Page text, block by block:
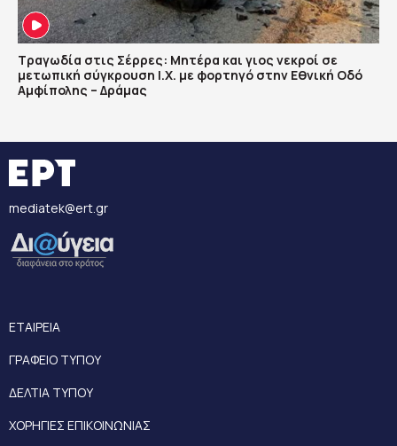
Τραγωδία στις Σέρρες: Μητέρα και γιος νεκροί σε
μετωπική σύγκρουση Ι.Χ. με φορτηγό στην Εθνική Οδό
Αμφίπολης – Δράμας
mediatek@ert.gr
ΕΤΑΙΡΕΙΑ
ΓΡΑΦΕΙΟ ΤΥΠΟΥ
ΔΕΛΤΙΑ ΤΥΠΟΥ
ΧΟΡΗΓΙΕΣ ΕΠΙΚΟΙΝΩΝΙΑΣ